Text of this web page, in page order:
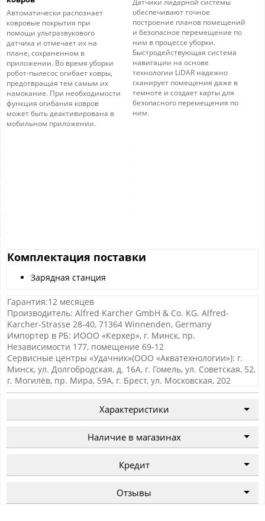
Автоматически распознает
ковровые покрытия при
помощи ультразвукового
датчика и отмечает их на
плане, сохраненном в
приложении. Во время уборки
робот-пылесос огибает ковры,
предотвращая тем самым их
намокание. При необходимости
функция огибания ковров
может быть деактивирована в
мобильном приложении.
обеспечивают точное
построение планов помещений
и безопасное перемещение по
ним в процессе уборки.
Быстродействующая система
навигации на основе
технологии LiDAR надежно
сканирует помещения даже в
темноте и создает карты для
безопасного перемещения по
ним.
Комплектация поставки
Зарядная станция
Гарантия:12 месяцев
Производитель: Alfred Karcher GmbH & Co. KG. Alfred-
Karcher-Strasse 28-40, 71364 Winnenden, Germany
Импортер в РБ: ИООО «Керхер», г. Минск, пр.
Независимости 177, помещение 69-12
Сервисные центры «Удачник»(ООО «Акватехнологии»): г.
Минск, ул. Долгобродская, д. 16А, г. Гомель, ул. Советская, 52,
г. Могилёв, пр. Мира, 59А, г. Брест, ул. Московская, 202
Характеристики
Наличие в магазинах
Кредит
Отзывы